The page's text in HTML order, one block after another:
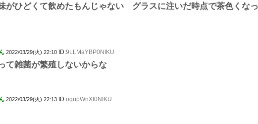
がひどくて飲めたもんじゃない グラスに注いだ時点で茶色くな
2022/03/29(火) 22:10 ID:9LLMaYBP0NIKU
て雑菌が繁殖しないからな
2022/03/29(火) 22:13 ID:oqupWnXt0NIKU